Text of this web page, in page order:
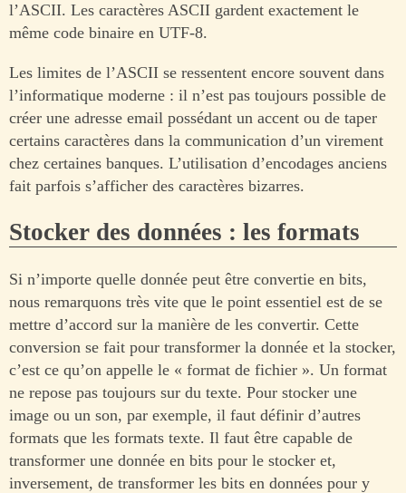
l’ASCII. Les caractères ASCII gardent exactement le
même code binaire en UTF-8.
Les limites de l’ASCII se ressentent encore souvent dans
l’informatique moderne : il n’est pas toujours possible de
créer une adresse email possédant un accent ou de taper
certains caractères dans la communication d’un virement
chez certaines banques. L’utilisation d’encodages anciens
fait parfois s’afficher des caractères bizarres.
Stocker des données : les formats
Si n’importe quelle donnée peut être convertie en bits,
nous remarquons très vite que le point essentiel est de se
mettre d’accord sur la manière de les convertir. Cette
conversion se fait pour transformer la donnée et la stocker,
c’est ce qu’on appelle le « format de fichier ». Un format
ne repose pas toujours sur du texte. Pour stocker une
image ou un son, par exemple, il faut définir d’autres
formats que les formats texte. Il faut être capable de
transformer une donnée en bits pour le stocker et,
inversement, de transformer les bits en données pour y